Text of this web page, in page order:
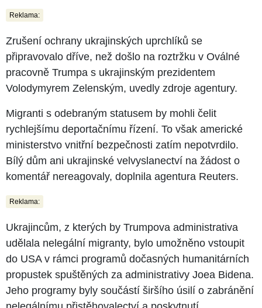
Reklama:
Zrušení ochrany ukrajinských uprchlíků se
připravovalo dříve, než došlo na roztržku v Oválné
pracovně Trumpa s ukrajinským prezidentem
Volodymyrem Zelenským, uvedly zdroje agentury.
Migranti s odebraným statusem by mohli čelit
rychlejšímu deportačnímu řízení. To však americké
ministerstvo vnitřní bezpečnosti zatím nepotvrdilo.
Bílý dům ani ukrajinské velvyslanectví na žádost o
komentář nereagovaly, doplnila agentura Reuters.
Reklama:
Ukrajincům, z kterých by Trumpova administrativa
udělala nelegální migranty, bylo umožněno vstoupit
do USA v rámci programů dočasných humanitárních
propustek spuštěných za administrativy Joea Bidena.
Jeho programy byly součástí širšího úsilí o zabránění